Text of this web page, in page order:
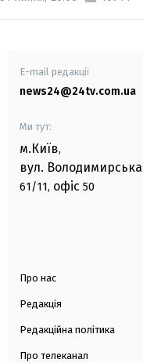
E-mail редакції
news24@24tv.com.ua
Ми тут:
м.Київ,
вул. Володимирська
61/11, офіс 50
Про нас
Редакція
Редакційна політика
Про телеканал